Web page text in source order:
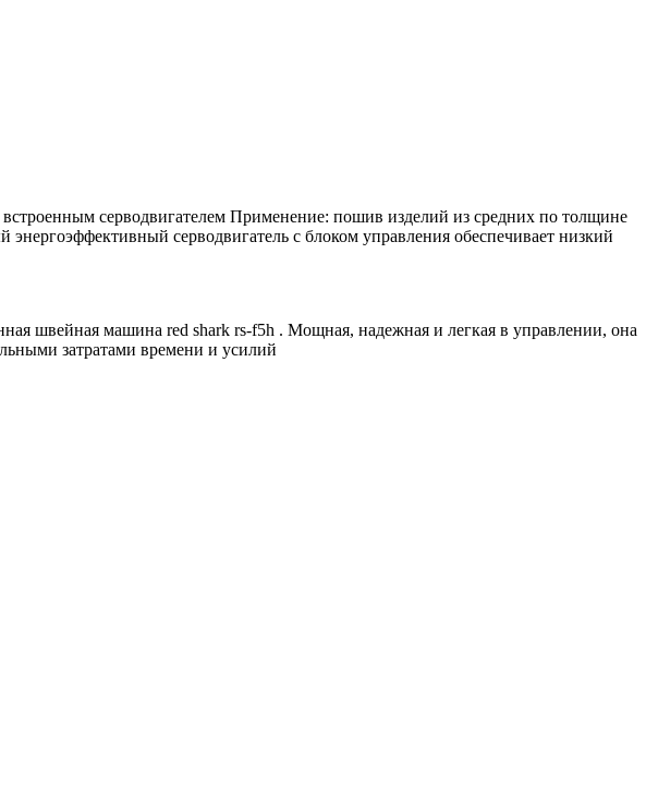
серводвигателем Применение: пошив изделий из средних по толщине
серводвигатель с блоком управления обеспечивает низкий
швейная машина red shark rs-f5h . Мощная, надежная и легкая в управлении, она
затратами времени и усилий